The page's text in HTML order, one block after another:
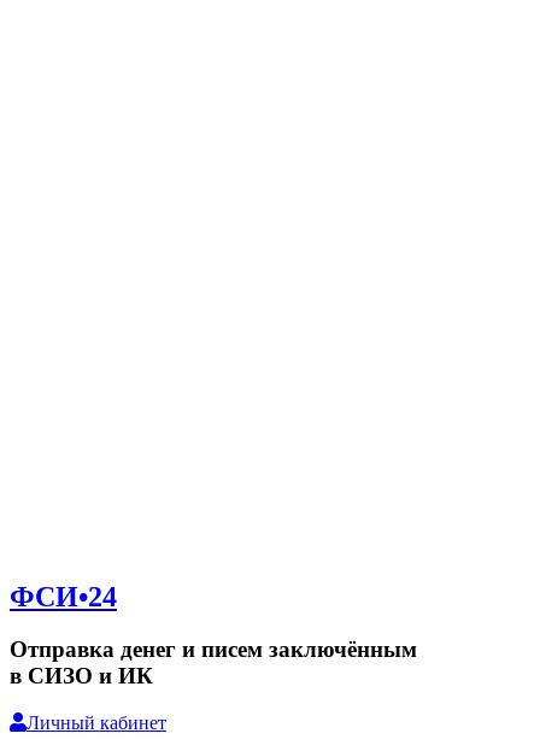
ФСИ•24
Отправка денег и писем заключённым
в СИЗО и ИК
Личный кабинет